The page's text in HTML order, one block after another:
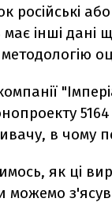
російські
інші дані
в чому
як ці
можемо